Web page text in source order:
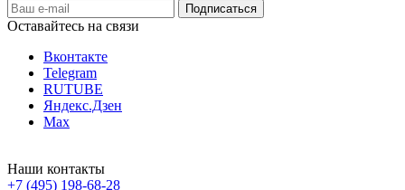
Оставайтесь на связи
Вконтакте
Telegram
RUTUBE
Яндекс.Дзен
Max
Наши контакты
+7 (495) 198-68-28